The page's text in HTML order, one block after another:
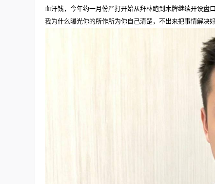
血汗钱，今年约一月份严打开始从拜林跑到木牌继续开设盘
我为什么曝光你的所作所为你自己清楚，不出来把事情解决